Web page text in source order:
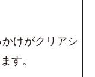
けがクリアシ
す。